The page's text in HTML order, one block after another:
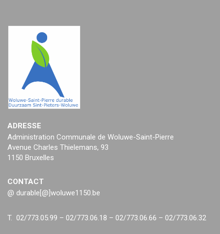
ADRESSE
Administration Communale de Woluwe-Saint-Pierre
Avenue Charles Thielemans, 93
1150 Bruxelles
CONTACT
@ durable[@]woluwe1150.be
T. 02/773.05.99 – 02/773.06.18 – 02/773.06.66 – 02/773.06.32